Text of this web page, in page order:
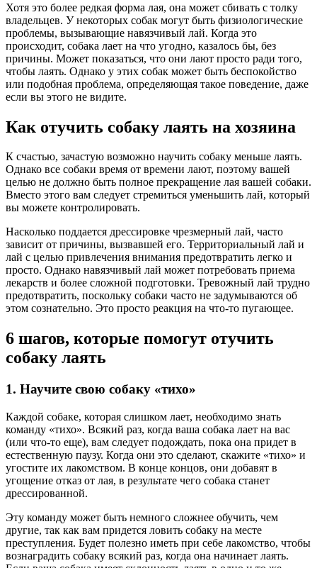
Хотя это более редкая форма лая, она может сбивать с толку
владельцев. У некоторых собак могут быть физиологические
проблемы, вызывающие навязчивый лай. Когда это
происходит, собака лает на что угодно, казалось бы, без
причины. Может показаться, что они лают просто ради того,
чтобы лаять. Однако у этих собак может быть беспокойство
или подобная проблема, определяющая такое поведение, даже
если вы этого не видите.
Как отучить собаку лаять на хозяина
К счастью, зачастую возможно научить собаку меньше лаять.
Однако все собаки время от времени лают, поэтому вашей
целью не должно быть полное прекращение лая вашей собаки.
Вместо этого вам следует стремиться уменьшить лай, который
вы можете контролировать.
Насколько поддается дрессировке чрезмерный лай, часто
зависит от причины, вызвавшей его. Территориальный лай и
лай с целью привлечения внимания предотвратить легко и
просто. Однако навязчивый лай может потребовать приема
лекарств и более сложной подготовки. Тревожный лай трудно
предотвратить, поскольку собаки часто не задумываются об
этом сознательно. Это просто реакция на что-то пугающее.
6 шагов, которые помогут отучить
собаку лаять
1. Научите свою собаку «тихо»
Каждой собаке, которая слишком лает, необходимо знать
команду «тихо». Всякий раз, когда ваша собака лает на вас
(или что-то еще), вам следует подождать, пока она придет в
естественную паузу. Когда они это сделают, скажите «тихо» и
угостите их лакомством. В конце концов, они добавят в
угощение отказ от лая, в результате чего собака станет
дрессированной.
Эту команду может быть немного сложнее обучить, чем
другие, так как вам придется ловить собаку на месте
преступления. Будет полезно иметь при себе лакомство, чтобы
вознаградить собаку всякий раз, когда она начинает лаять.